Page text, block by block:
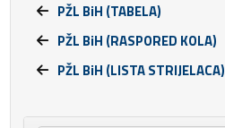
PŽL BiH (TABELA)
PŽL BiH (RASPORED KOLA)
PŽL BiH (LISTA STRIJELACA)